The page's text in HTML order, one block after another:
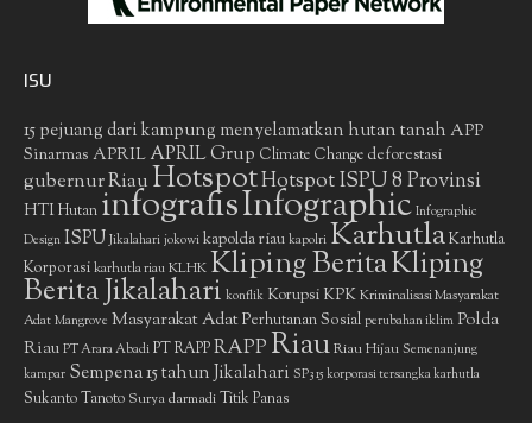
ISU
15 pejuang dari kampung menyelamatkan hutan tanah APP
Sinarmas APRIL APRIL Grup Climate Change deforestasi
gubernur RiauHotspotHotspot ISPU 8 Provinsi
HTIHutan infografisInfographic Infographic
Design ISPU Jikalahari jokowi kapolda riau kapolri KarhutlaKarhutla
Korporasikarhutla riauKLHKKliping BeritaKliping
Berita Jikalahari konflik Korupsi KPKKriminalisasi Masyarakat
Adat Mangrove Masyarakat AdatPerhutanan Sosial perubahan iklim Polda
Riau PT Arara Abadi PT RAPPRAPPRiauRiau Hijau Semenanjung
kampar Sempena 15 tahun Jikalahari SP3 15 korporasi tersangka karhutla
Sukanto Tanoto Surya darmadiTitik Panas